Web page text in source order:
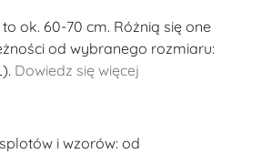
ok. 60-70 cm. Różnią się one
od wybranego rozmiaru:
Dowiedz się więcej
i wzorów: od